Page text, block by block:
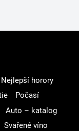
Nejlepší horory
Počasí
Auto – katalog
Svařené víno